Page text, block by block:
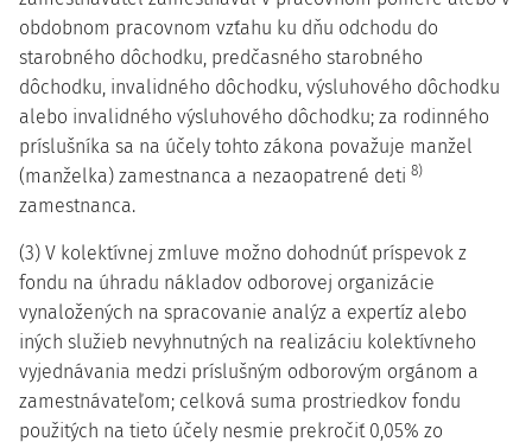
obdobnom pracovnom vzťahu ku dňu odchodu do
starobného dôchodku, predčasného starobného
dôchodku, invalidného dôchodku, výsluhového dôchodku
alebo invalidného výsluhového dôchodku; za rodinného
príslušníka sa na účely tohto zákona považuje manžel
(manželka) zamestnanca a nezaopatrené deti 8)
zamestnanca.
(3) V kolektívnej zmluve možno dohodnúť príspevok z
fondu na úhradu nákladov odborovej organizácie
vynaložených na spracovanie analýz a expertíz alebo
iných služieb nevyhnutných na realizáciu kolektívneho
vyjednávania medzi príslušným odborovým orgánom a
zamestnávateľom; celková suma prostriedkov fondu
použitých na tieto účely nesmie prekročiť 0,05% zo